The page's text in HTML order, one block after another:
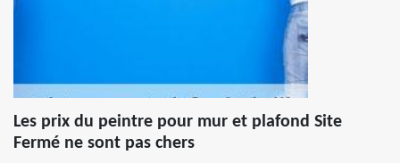
Les prix du peintre pour mur et plafond Site
Fermé ne sont pas chers